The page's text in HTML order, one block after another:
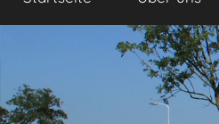
Wohnmobil